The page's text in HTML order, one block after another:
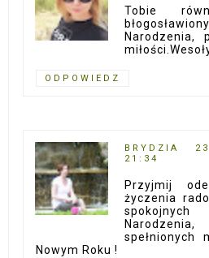
Tobie
Narodzenia,
ODPOWIEDZ
BRYDZIA
21:34
Przyjmij
życzenia
Narodzenia,
spełnionych
Nowym Roku !